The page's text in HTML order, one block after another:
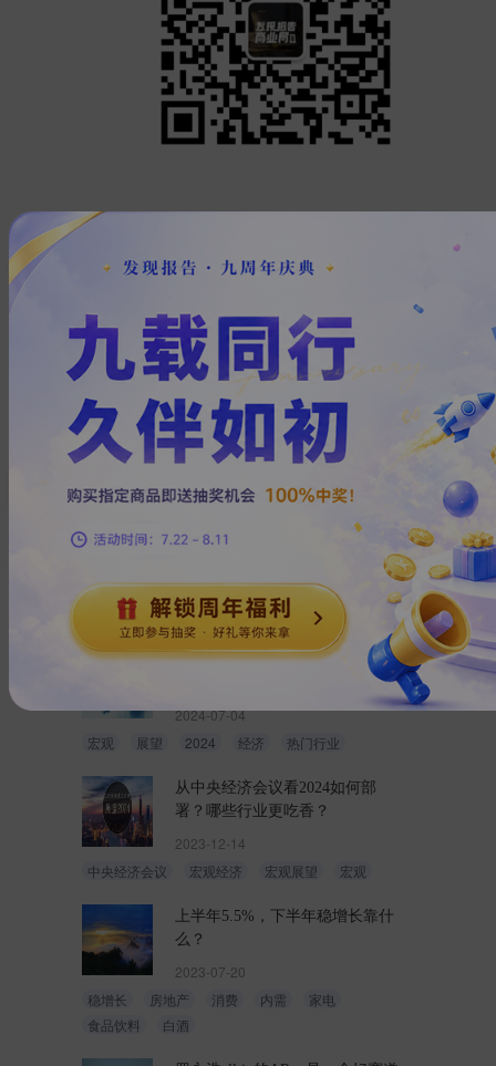
10篇报告全面了解2025年中策略
2025-06-12
经济
宏观 行业趋势
2025年投资策略展望，聚焦三条
主线
2024-11-14
宏观策略
宏观 政策 资产 配置
从特朗普入主白宫展望2025经济
2024-11-07
特朗普
美国大选 宏观 经济 展望
2024下半年国内外经济及热门行
2024-07-04
宏观
展望 2024 经济 热门行业
从中央经济会议看2024如何部
署？哪些行业更吃香？
2023-12-14
中央经济会议
宏观经济 宏观展望 宏观
上半年5.5%，下半年稳增长靠什
么？
2023-07-20
稳增长
房地产 消费 内需
家电
食品饮料
白酒